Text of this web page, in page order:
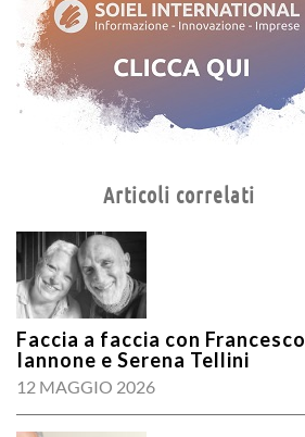
Articoli correlati
Faccia a faccia con Francesco
Iannone e Serena Tellini
12 MAGGIO 2026